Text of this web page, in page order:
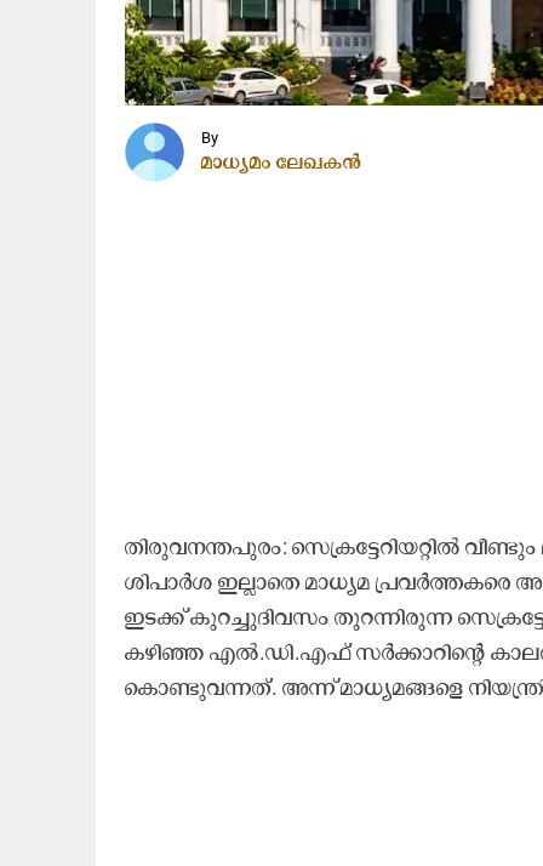
By
മാധ്യമം ലേഖകൻ
തിരുവനന്തപുരം: സെക്രട്ടേറിയറ്റിൽ വീണ്ടും
ശിപാർശ ഇല്ലാതെ മാധ്യമ പ്രവർത്തകരെ
ഇടക്ക് കുറച്ചുദിവസം തുറന്നിരുന്ന
കഴിഞ്ഞ എൽ.ഡി.എഫ് സർക്കാറിന്റെ
കൊണ്ടുവന്നത്. അന്ന് മാധ്യമങ്ങളെ